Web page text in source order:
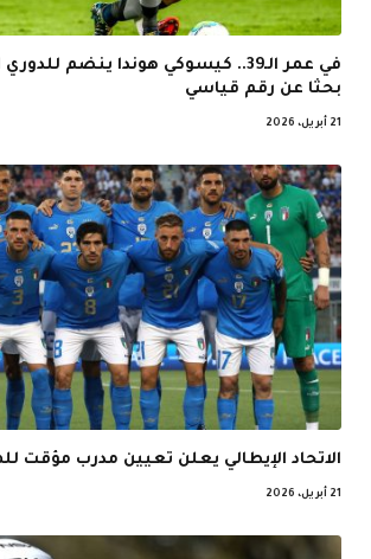
في عمر الـ39.. كيسوكي هوندا ينضم
بحثا عن رقم قياسي
21 أبريل، 2026
الاتحاد الإيطالي يعلن تعيين مدرب مؤقت
21 أبريل، 2026